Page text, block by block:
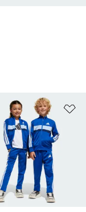
życzeń